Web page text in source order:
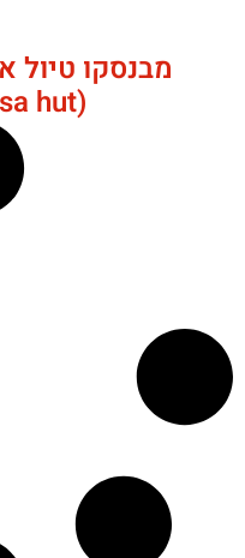
מבנסקו טיול
(Demyanitsa hut)